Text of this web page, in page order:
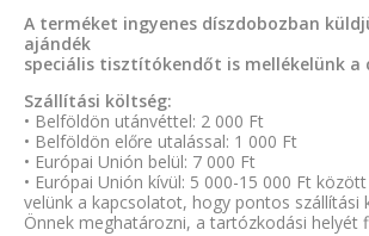
A terméket ingyenes díszdobozban
ajándék
speciális tisztítókendőt is mellékelünk a
Szállítási költség:
• Belföldön utánvéttel: 2 000 Ft
• Belföldön előre utalással: 1 000 Ft
• Európai Unión belül: 7 000 Ft
• Európai Unión kívül: 5 000-15 000 Ft
velünk a kapcsolatot, hogy pontos szállítási
Önnek meghatározni, a tartózkodási helyét